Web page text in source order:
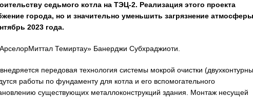
седьмого котла на ТЭЦ-2. Реализация этого проекта
города, но и значительно уменьшить загрязнение
2023 года.
Темиртау» Банерджи Субхраджиоти.
передовая технология системы мокрой очистки
работы по фундаменту для котла и его вспомогательного
существующих металлоконструкций здания. Монтаж несущей